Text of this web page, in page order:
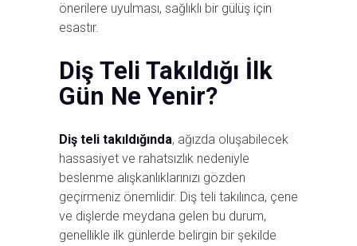
önerilere uyulması, sağlıklı bir gülüş için
esastır.
Diş Teli Takıldığı İlk
Gün Ne Yenir?
Diş teli takıldığında, ağızda oluşabilecek
hassasiyet ve rahatsızlık nedeniyle
beslenme alışkanlıklarınızı gözden
geçirmeniz önemlidir. Diş teli takılınca, çene
ve dişlerde meydana gelen bu durum,
genellikle ilk günlerde belirgin bir şekilde